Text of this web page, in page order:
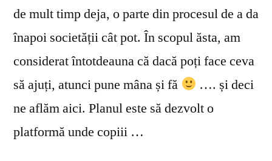
de mult timp deja, o parte din procesul de a da
înapoi societății cât pot. În scopul ăsta, am
considerat întotdeauna că dacă poți face ceva
să ajuți, atunci pune mâna și fă
…. și deci
ne aflăm aici. Planul este să dezvolt o
platformă unde copiii …